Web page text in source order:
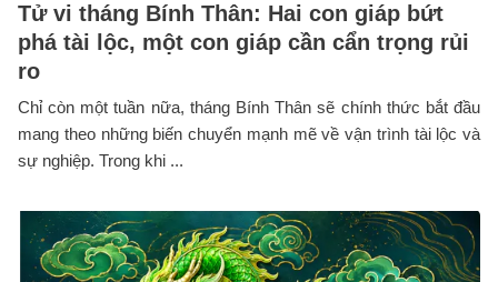
Tử vi tháng Bính Thân: Hai con giáp bứt
phá tài lộc, một con giáp cần cẩn trọng rủi
ro
Chỉ còn một tuần nữa, tháng Bính Thân sẽ chính thức bắt đầu
mang theo những biến chuyển mạnh mẽ về vận trình tài lộc và
sự nghiệp. Trong khi ...